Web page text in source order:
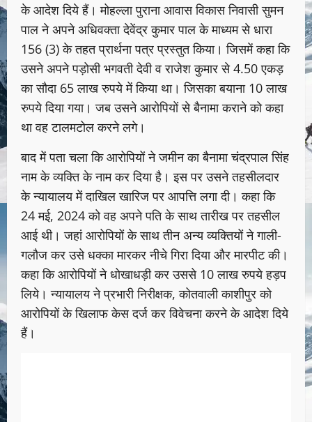
के आदेश दिये हैं। मोहल्ला पुराना आवास विकास निवासी सुमन
पाल ने अपने अधिवक्ता देवेंद्र कुमार पाल के माध्यम से धारा
156 (3) के तहत प्रार्थना पत्र प्रस्तुत किया। जिसमें कहा कि
उसने अपने पड़ोसी भगवती देवी व राजेश कुमार से 4.50 एकड़
का सौदा 65 लाख रुपये में किया था। जिसका बयाना 10 लाख
रुपये दिया गया। जब उसने आरोपियों से बैनामा कराने को कहा
था वह टालमटोल करने लगे।
बाद में पता चला कि आरोपियों ने जमीन का बैनामा चंद्रपाल सिंह
नाम के व्यक्ति के नाम कर दिया है। इस पर उसने तहसीलदार
के न्यायालय में दाखिल खारिज पर आपत्ति लगा दी। कहा कि
24 मई, 2024 को वह अपने पति के साथ तारीख पर तहसील
आई थी। जहां आरोपियों के साथ तीन अन्य व्यक्तियों ने गाली-
गलौज कर उसे धक्का मारकर नीचे गिरा दिया और मारपीट की।
कहा कि आरोपियों ने धोखाधड़ी कर उससे 10 लाख रुपये हड़प
लिये। न्यायालय ने प्रभारी निरीक्षक, कोतवाली काशीपुर को
आरोपियों के खिलाफ केस दर्ज कर विवेचना करने के आदेश दिये
हैं।